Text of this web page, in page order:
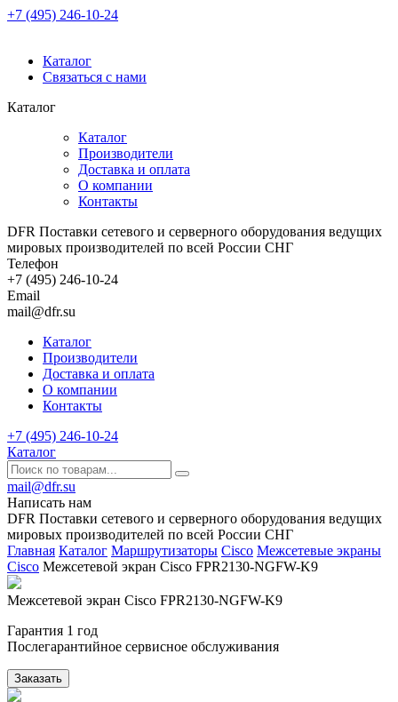
+7 (495) 246-10-24
Каталог
Связаться с нами
Каталог
Каталог
Производители
Доставка и оплата
О компании
Контакты
DFR Поставки сетевого и серверного оборудования ведущих
мировых производителей по всей России СНГ
Телефон
+7 (495) 246-10-24
Email
mail@dfr.su
Каталог
Производители
Доставка и оплата
О компании
Контакты
+7 (495) 246-10-24
Каталог
mail@dfr.su
Написать нам
DFR Поставки сетевого и серверного оборудования ведущих
мировых производителей по всей России СНГ
Главная Каталог Маршрутизаторы Cisco Межсетевые экраны
Cisco Межсетевой экран Cisco FPR2130-NGFW-K9
Межсетевой экран Cisco FPR2130-NGFW-K9
Гарантия 1 год
Послегарантийное сервисное обслуживания
Заказать